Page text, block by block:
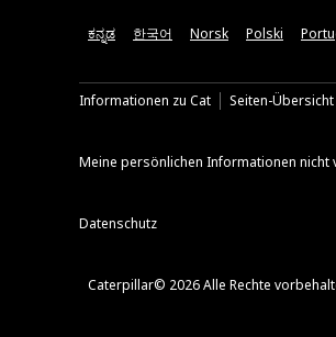
ಕನ್ನಡ 한국어 Norsk Polski
Informationen zu Cat Seiten-Übersicht
Meine persönlichen Informationen nicht
Datenschutz
Caterpillar© 2026 Alle Rechte